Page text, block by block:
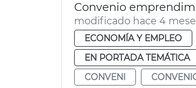
Convenio
modificado hace 4
ECONOMÍA Y EMPLEO
EN PORTADA TEMÁTICA
CONVENI